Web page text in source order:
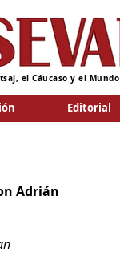
el Cáucaso y el Mundo
Editorial
Adrián